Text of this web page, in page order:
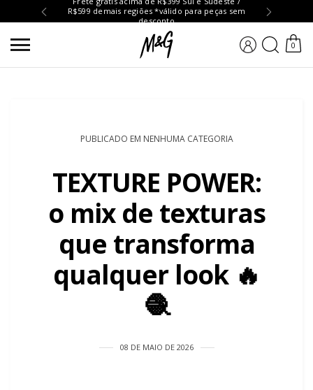
R$599 demais regiões *válido para peças sem
desconto
0
PUBLICADO EM NENHUMA CATEGORIA
TEXTURE POWER:
o mix de texturas
que transforma
qualquer look 🔥
🧶
08 DE MAIO DE 2026